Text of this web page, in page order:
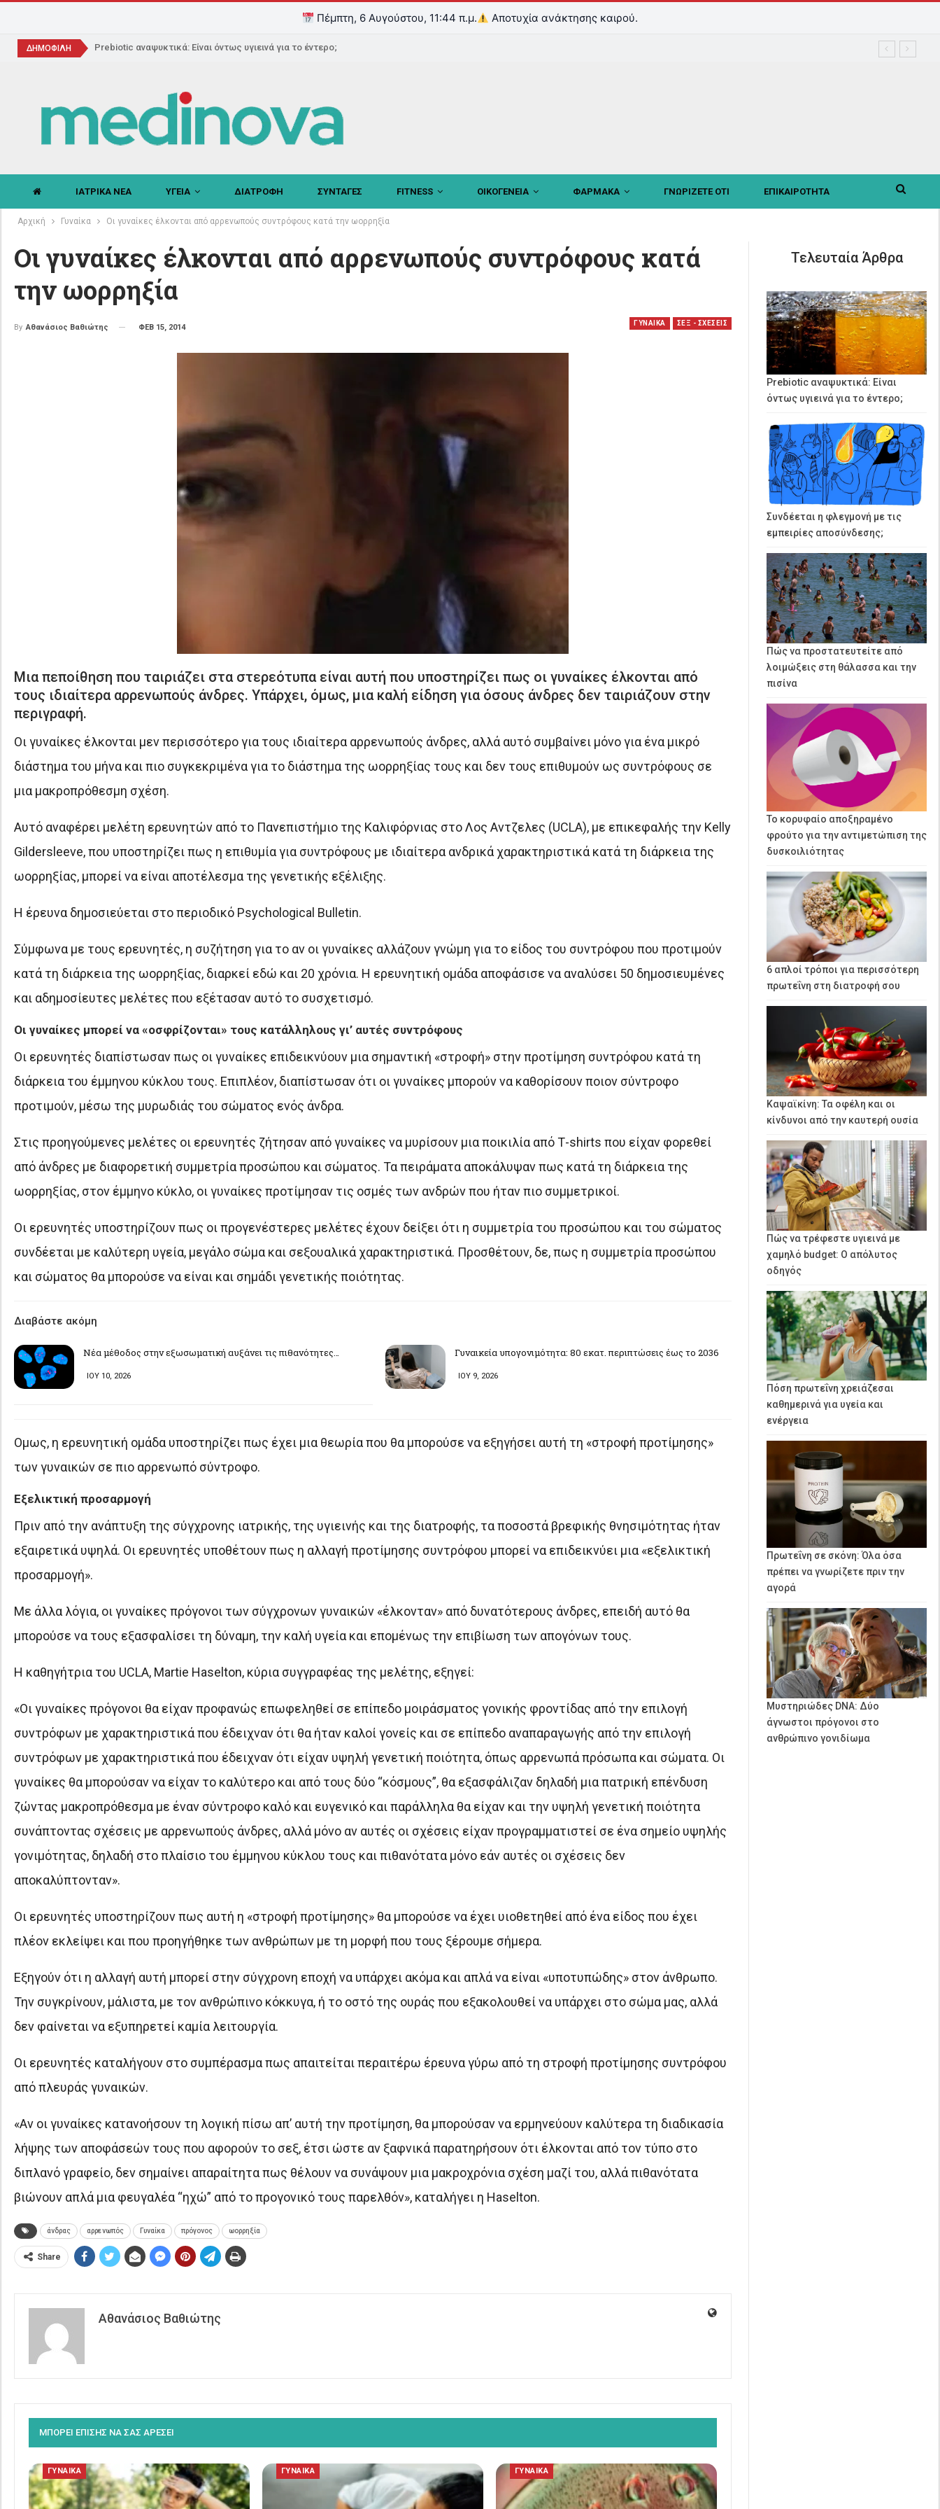
Πέμπτη, 6 Αυγούστου, 11:44 π.μ. Αποτυχία ανάκτησης καιρού.
ΔΗΜΟΦΙΛΗ Prebiotic αναψυκτικά: Είναι όντως υγιεινά για το έντερο;
ΙΑΤΡΙΚΑ ΝΕΑ ΥΓΕΙΑ ΔΙΑΤΡΟΦΗ ΣΥΝΤΑΓΕΣ FITNESS ΟΙΚΟΓΕΝΕΙΑ ΦΑΡΜΑΚΑ ΓΝΩΡΙΖΕΤΕ ΟΤΙ ΕΠΙΚΑΙΡΟΤΗΤΑ
Αρχική Γυναίκα Oι γυναίκες έλκονται από αρρενωπούς συντρόφους κατά την ωορρηξία
Oι γυναίκες έλκονται από αρρενωπούς συντρόφους κατά
την ωορρηξία
ΓΥΝΑΙΚΑ ΣΕΞ - ΣΧΕΣΕΙΣ
By Αθανάσιος Βαθιώτης ΦΕΒ 15, 2014
Μια πεποίθηση που ταιριάζει στα στερεότυπα είναι αυτή που υποστηρίζει πως οι γυναίκες έλκονται από
τους ιδιαίτερα αρρενωπούς άνδρες. Υπάρχει, όμως, μια καλή είδηση για όσους άνδρες δεν ταιριάζουν στην
περιγραφή.
Οι γυναίκες έλκονται μεν περισσότερο για τους ιδιαίτερα αρρενωπούς άνδρες, αλλά αυτό συμβαίνει μόνο για ένα μικρό
διάστημα του μήνα και πιο συγκεκριμένα για το διάστημα της ωορρηξίας τους και δεν τους επιθυμούν ως συντρόφους σε
μια μακροπρόθεσμη σχέση.
Αυτό αναφέρει μελέτη ερευνητών από το Πανεπιστήμιο της Καλιφόρνιας στο Λος Αντζελες (UCLA), με επικεφαλής την Kelly
Gildersleeve, που υποστηρίζει πως η επιθυμία για συντρόφους με ιδιαίτερα ανδρικά χαρακτηριστικά κατά τη διάρκεια της
ωορρηξίας, μπορεί να είναι αποτέλεσμα της γενετικής εξέλιξης.
Η έρευνα δημοσιεύεται στο περιοδικό Psychological Bulletin.
Σύμφωνα με τους ερευνητές, η συζήτηση για το αν οι γυναίκες αλλάζουν γνώμη για το είδος του συντρόφου που προτιμούν
κατά τη διάρκεια της ωορρηξίας, διαρκεί εδώ και 20 χρόνια. Η ερευνητική ομάδα αποφάσισε να αναλύσει 50 δημοσιευμένες
και αδημοσίευτες μελέτες που εξέτασαν αυτό το συσχετισμό.
Οι γυναίκες μπορεί να «οσφρίζονται» τους κατάλληλους γι’ αυτές συντρόφους
Οι ερευνητές διαπίστωσαν πως οι γυναίκες επιδεικνύουν μια σημαντική «στροφή» στην προτίμηση συντρόφου κατά τη
διάρκεια του έμμηνου κύκλου τους. Επιπλέον, διαπίστωσαν ότι οι γυναίκες μπορούν να καθορίσουν ποιον σύντροφο
προτιμούν, μέσω της μυρωδιάς του σώματος ενός άνδρα.
Στις προηγούμενες μελέτες οι ερευνητές ζήτησαν από γυναίκες να μυρίσουν μια ποικιλία από Τ-shirts που είχαν φορεθεί
από άνδρες με διαφορετική συμμετρία προσώπου και σώματος. Τα πειράματα αποκάλυψαν πως κατά τη διάρκεια της
ωορρηξίας, στον έμμηνο κύκλο, οι γυναίκες προτίμησαν τις οσμές των ανδρών που ήταν πιο συμμετρικοί.
Οι ερευνητές υποστηρίζουν πως οι προγενέστερες μελέτες έχουν δείξει ότι η συμμετρία του προσώπου και του σώματος
συνδέεται με καλύτερη υγεία, μεγάλο σώμα και σεξουαλικά χαρακτηριστικά. Προσθέτουν, δε, πως η συμμετρία προσώπου
και σώματος θα μπορούσε να είναι και σημάδι γενετικής ποιότητας.
Διαβάστε ακόμη
Νέα μέθοδος στην εξωσωματική αυξάνει τις πιθανότητες…
ΙΟΥ 10, 2026
Γυναικεία υπογονιμότητα: 80 εκατ. περιπτώσεις έως το 2036
ΙΟΥ 9, 2026
Ομως, η ερευνητική ομάδα υποστηρίζει πως έχει μια θεωρία που θα μπορούσε να εξηγήσει αυτή τη «στροφή προτίμησης»
των γυναικών σε πιο αρρενωπό σύντροφο.
Εξελικτική προσαρμογή
Πριν από την ανάπτυξη της σύγχρονης ιατρικής, της υγιεινής και της διατροφής, τα ποσοστά βρεφικής θνησιμότητας ήταν
εξαιρετικά υψηλά. Οι ερευνητές υποθέτουν πως η αλλαγή προτίμησης συντρόφου μπορεί να επιδεικνύει μια «εξελικτική
προσαρμογή».
Με άλλα λόγια, οι γυναίκες πρόγονοι των σύγχρονων γυναικών «έλκονταν» από δυνατότερους άνδρες, επειδή αυτό θα
μπορούσε να τους εξασφαλίσει τη δύναμη, την καλή υγεία και επομένως την επιβίωση των απογόνων τους.
Η καθηγήτρια του UCLA, Martie Haselton, κύρια συγγραφέας της μελέτης, εξηγεί:
«Οι γυναίκες πρόγονοι θα είχαν προφανώς επωφεληθεί σε επίπεδο μοιράσματος γονικής φροντίδας από την επιλογή
συντρόφων με χαρακτηριστικά που έδειχναν ότι θα ήταν καλοί γονείς και σε επίπεδο αναπαραγωγής από την επιλογή
συντρόφων με χαρακτηριστικά που έδειχναν ότι είχαν υψηλή γενετική ποιότητα, όπως αρρενωπά πρόσωπα και σώματα. Οι
γυναίκες θα μπορούσαν να είχαν το καλύτερο και από τους δύο “κόσμους”, θα εξασφάλιζαν δηλαδή μια πατρική επένδυση
ζώντας μακροπρόθεσμα με έναν σύντροφο καλό και ευγενικό και παράλληλα θα είχαν και την υψηλή γενετική ποιότητα
συνάπτοντας σχέσεις με αρρενωπούς άνδρες, αλλά μόνο αν αυτές οι σχέσεις είχαν προγραμματιστεί σε ένα σημείο υψηλής
γονιμότητας, δηλαδή στο πλαίσιο του έμμηνου κύκλου τους και πιθανότατα μόνο εάν αυτές οι σχέσεις δεν
αποκαλύπτονταν».
Οι ερευνητές υποστηρίζουν πως αυτή η «στροφή προτίμησης» θα μπορούσε να έχει υιοθετηθεί από ένα είδος που έχει
πλέον εκλείψει και που προηγήθηκε των ανθρώπων με τη μορφή που τους ξέρουμε σήμερα.
Εξηγούν ότι η αλλαγή αυτή μπορεί στην σύγχρονη εποχή να υπάρχει ακόμα και απλά να είναι «υποτυπώδης» στον άνθρωπο.
Την συγκρίνουν, μάλιστα, με τον ανθρώπινο κόκκυγα, ή το οστό της ουράς που εξακολουθεί να υπάρχει στο σώμα μας, αλλά
δεν φαίνεται να εξυπηρετεί καμία λειτουργία.
Οι ερευνητές καταλήγουν στο συμπέρασμα πως απαιτείται περαιτέρω έρευνα γύρω από τη στροφή προτίμησης συντρόφου
από πλευράς γυναικών.
«Αν οι γυναίκες κατανοήσουν τη λογική πίσω απ’ αυτή την προτίμηση, θα μπορούσαν να ερμηνεύουν καλύτερα τη διαδικασία
λήψης των αποφάσεών τους που αφορούν το σεξ, έτσι ώστε αν ξαφνικά παρατηρήσουν ότι έλκονται από τον τύπο στο
διπλανό γραφείο, δεν σημαίνει απαραίτητα πως θέλουν να συνάψουν μια μακροχρόνια σχέση μαζί του, αλλά πιθανότατα
βιώνουν απλά μια φευγαλέα “ηχώ” από το προγονικό τους παρελθόν», καταλήγει η Haselton.
άνδρας αρρενωπός Γυναίκα πρόγονος ωορρηξία
Share
Αθανάσιος Βαθιώτης
ΜΠΟΡΕΙ ΕΠΙΣΗΣ ΝΑ ΣΑΣ ΑΡΕΣΕΙ
ΓΥΝΑΙΚΑ ΓΥΝΑΙΚΑ ΓΥΝΑΙΚΑ
Τελευταία Άρθρα
Prebiotic αναψυκτικά: Είναι
όντως υγιεινά για το έντερο;
Συνδέεται η φλεγμονή με τις
εμπειρίες αποσύνδεσης;
Πώς να προστατευτείτε από
λοιμώξεις στη θάλασσα και την
πισίνα
Το κορυφαίο αποξηραμένο
φρούτο για την αντιμετώπιση της
δυσκοιλιότητας
6 απλοί τρόποι για περισσότερη
πρωτεΐνη στη διατροφή σου
Καψαϊκίνη: Τα οφέλη και οι
κίνδυνοι από την καυτερή ουσία
Πώς να τρέφεστε υγιεινά με
χαμηλό budget: Ο απόλυτος
οδηγός
Πόση πρωτεΐνη χρειάζεσαι
καθημερινά για υγεία και
ενέργεια
Πρωτεΐνη σε σκόνη: Όλα όσα
πρέπει να γνωρίζετε πριν την
αγορά
Μυστηριώδες DNA: Δύο
άγνωστοι πρόγονοι στο
ανθρώπινο γονιδίωμα